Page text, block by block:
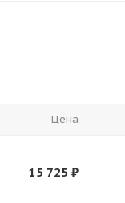
Цена
15 725 ₽